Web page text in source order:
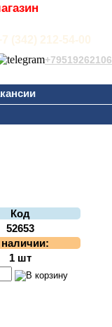
(342) 212-54-00
+79519262106
Код
52653
1 шт